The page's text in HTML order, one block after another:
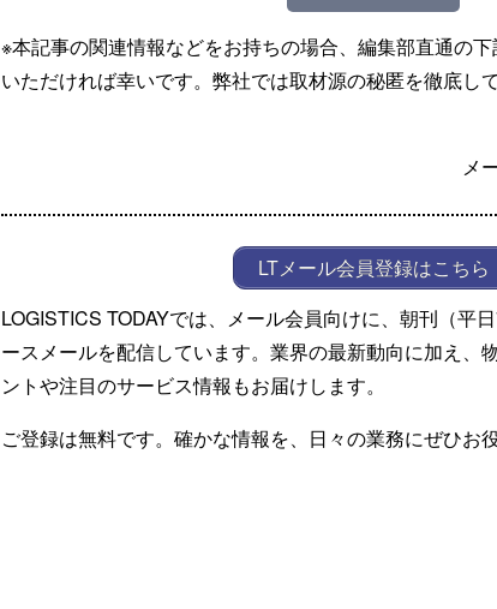
※本記事の関連情報などをお持ちの場合、編集部直通の
いただければ幸いです。弊社では取材源の秘匿を徹底して
メ
LTメール会員登録はこちら
LOGISTICS TODAYでは、メール会員向けに、朝刊（平
ースメールを配信しています。業界の最新動向に加え、
ントや注目のサービス情報もお届けします。
ご登録は無料です。確かな情報を、日々の業務にぜひお